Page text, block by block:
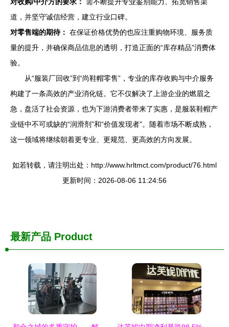
道，并坚守诚信经营，建立行业口碑。
对零售端的期待： 在保证价格优势的也应注重购物环境、服务质
量的提升，并确保商品信息的透明，打造正面的“库存精品”消费体
验。
从“服装厂回收”到“尚鞋帽零售”，专业的库存收购与中介服务
构建了一条高效的产业消化链。它不仅解决了上游企业的燃眉之
急，盘活了社会资源，也为下游消费者带来了实惠，是服装鞋帽产
业链中不可或缺的“润滑剂”和“价值发现者”。随着市场不断成熟，
这一领域将继续朝着更专业、更规范、更高效的方向发展。
如若转载，请注明出处：http://www.hrltmct.com/product/76.html
更新时间：2026-08-06 11:24:56
最新产品 Product